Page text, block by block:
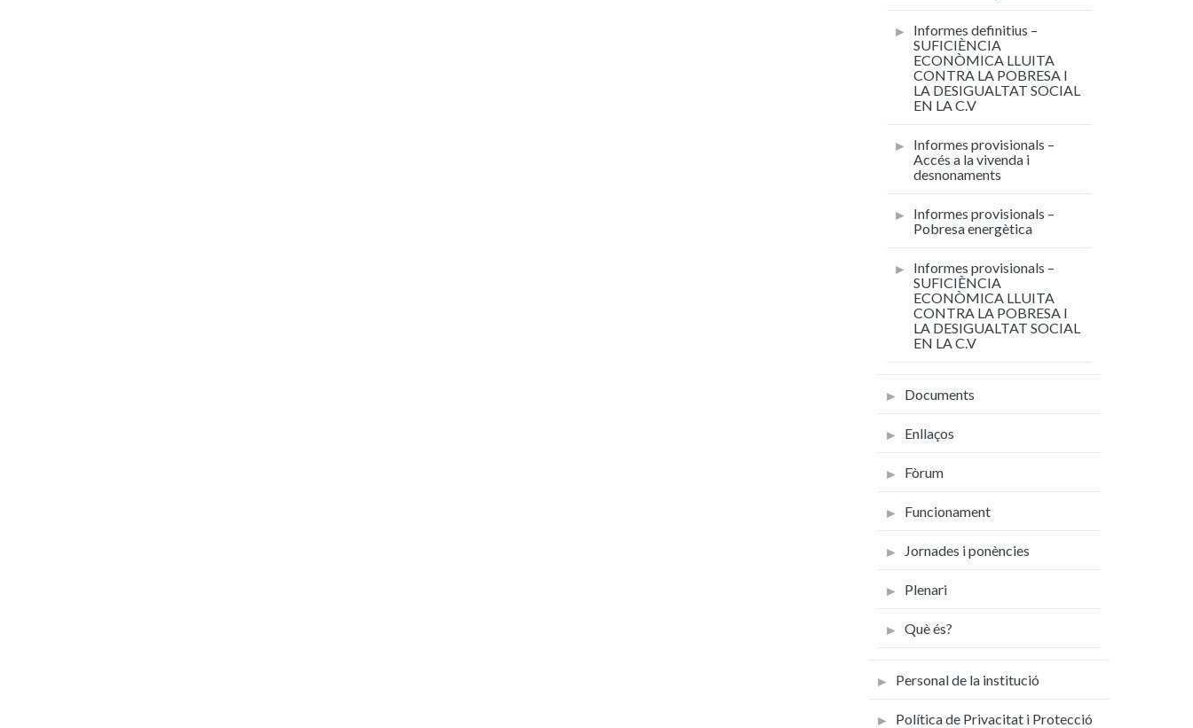
Informes definitius –
SUFICIÈNCIA
ECONÒMICA LLUITA
CONTRA LA POBRESA I
LA DESIGUALTAT SOCIAL
EN LA C.V
Informes provisionals –
Accés a la vivenda i
desnonaments
Informes provisionals –
Pobresa energètica
Informes provisionals –
SUFICIÈNCIA
ECONÒMICA LLUITA
CONTRA LA POBRESA I
LA DESIGUALTAT SOCIAL
EN LA C.V
Documents
Enllaços
Fòrum
Funcionament
Jornades i ponències
Plenari
Què és?
Personal de la institució
Política de Privacitat i Protecció